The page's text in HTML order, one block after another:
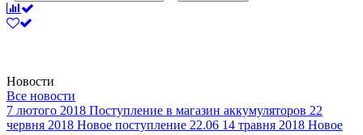
Новости
Все новости
7 лютого 2018 Поступление в магазин аккумуляторов 22
червня 2018 Новое поступление 22.06 14 травня 2018 Новое